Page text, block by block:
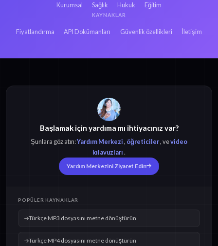
Kurumsal Sağlık Hukuk Eğitim
KAYNAKLAR
Fiyatlandırma API Dokümanları Güvenlik özellikleri İletişim
Başlamak için yardıma mı ihtiyacınız var?
Şunlara göz atın:Yardım Merkezi, öğreticiler, vevideo
kılavuzları.
Yardım Merkezini Ziyaret Edin
POPÜLER KAYNAKLAR
Türkçe MP3 dosyasını metne dönüştürün
Türkçe MP4 dosyasını metne dönüştürün